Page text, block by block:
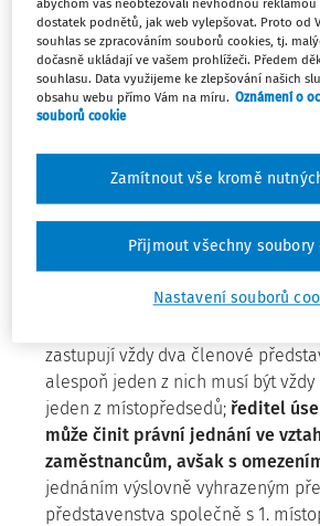
základě pracovní smlouvy jako
pracovněprávní problematiku se
dobou v délce 3 měsíců; v průběhu
byla doručenapísemnost
pracovního poměru
podepsánaředitelem úseku
zaměstnanci upraven
schváleným dne 16. 1. 2015 s
jeho vydání došlo až dne 26. 2.
Kompetenčního řádu pro písemné
zastupují vždy dva členové
alespoň jeden z nich musí být
jeden z místopředsedů; ředitel
může činit právní jednání ve
zaměstnancům, avšak s
jednáním výslovně vyhrazeným
představenstva společně s 1.
abychom vás neobtěžovali nevhodnou
dostatek podnětů, jak web vylepšovat. Proto od
souhlas se zpracováním souborů cookies, tj.
dočasně ukládají ve vašem prohlížeči. Předem
souhlasu. Data využijeme ke zlepšování našich
obsahu webu přímo Vám na míru. Oznámení o
souborů cookie
Nastavení souborů
Zamítnout vše kromě
Přijmout všechny soubory